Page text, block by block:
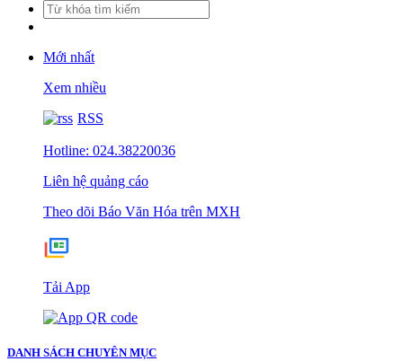
Mới nhất
Xem nhiều
RSS
Hotline: 024.38220036
Liên hệ quảng cáo
Theo dõi Báo Văn Hóa trên MXH
Tải App
DANH SÁCH CHUYÊN MỤC